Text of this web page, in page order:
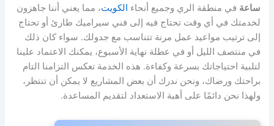
ساعة في منطقة الري وجميع أنحاء الكويت، مما يعني أننا جاهزون
لخدمتك في أي وقت تحتاج فيه إلى فني سيراميك طارئ أو تحتاج
إلى ترتيب مواعيد عمل مرنة تتناسب مع جدولك. سواء كان ذلك
في منتصف الليل أو في عطلة نهاية الأسبوع، يمكنك الاعتماد علينا
لتلبية احتياجاتك بسرعة وكفاءة. هذه الخدمة تعكس التزامنا التام
براحتك ورضاك، ونحن ندرك أن بعض المشاريع لا يمكن أن تنتظر،
ولهذا نحن دائمًا على أهبة الاستعداد لتقديم المساعدة.